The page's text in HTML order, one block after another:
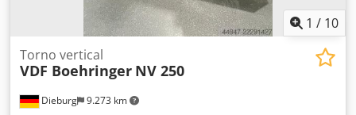
1 / 10
Dieburg 9.273 km
Torno vertical
VDF Boehringer NV 250